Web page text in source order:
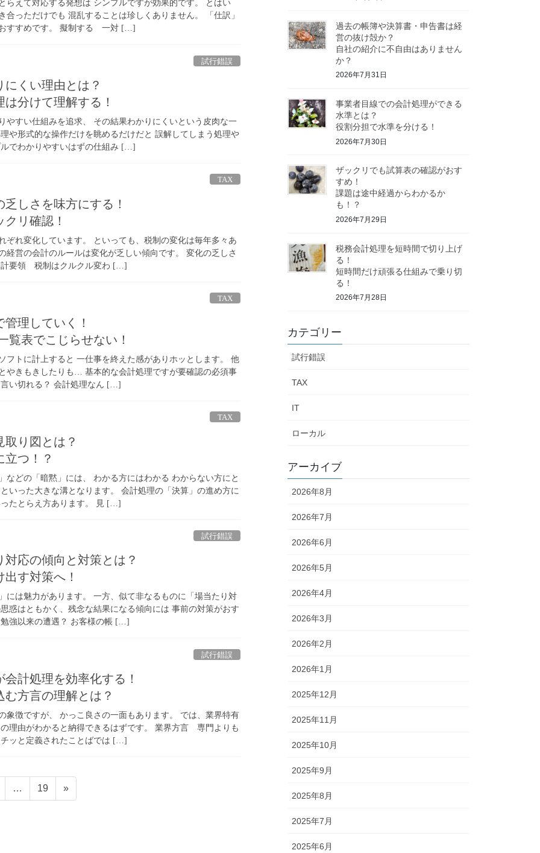
らえて対応する発想は シンプルですが効果的です。 とはい
合っただけでも 混乱することは珍しくありません。 「仕訳」
すすめです。 擬制する 一対 […]
試行錯誤
くい理由とは？
分けて理解する！
やすい仕組みを追求、 その結果わかりにくいという皮肉な一
や形式的な操作だけを眺めるだけだと 誤解してしまう処理や
でわかりやすいはずの仕組み […]
TAX
しさを味方にする！
リ確認！
ぞれ変化しています。 といっても、税制の変化は毎年多々あ
経営の会計のルールは変化が乏しい傾向です。 変化の乏しさ
計要領 税制はクルクル変わ […]
TAX
理していく！
覧表でこじらせない！
フトに計上すると 一仕事を終えた感がありホッとします。 他
やきもきしたりも… 基本的な会計処理ですが要確認の必須事
い切れる？ 会計処理なん […]
TAX
り図とは？
立つ！？
などの「暗黙」には、 わかる方にはわかる わからない方にと
いった大きな溝となります。 会計処理の「決算」の進め方に
たとらえ方あります。 見 […]
試行錯誤
応の傾向と対策とは？
す対策へ！
には魅力があります。 一方、似て非なるものに「場当たり対
惑はともかく、残念な結果になる傾向には 事前の対策がおす
強以来の遭遇？ お客様の帳 […]
試行錯誤
会計処理を効率化する！
方言の理解とは？
象徴ですが、 かっこ良さの一面もあります。 では、業界特有
理由がわかると納得できるはずです。 業界方言 専門よりも
ッと定義されたことばでは […]
…
固
定
19 »
過去の帳簿や決算書・申告書は経
営の抜け殻か？
自社の紹介に不自由はありません
か？
2026年7月31日
事業者目線での会計処理ができる
水準とは？
役割分担で水準を分ける！
2026年7月30日
ザックリでも試算表の確認がおす
すめ！
課題は途中経過からわかるか
も！？
2026年7月29日
税務会計処理を短時間で切り上げ
る！
短時間だけ頑張る仕組みで乗り切
る！
2026年7月28日
カテゴリー
試行錯誤
TAX
IT
ローカル
アーカイブ
2026年8月
2026年7月
2026年6月
2026年5月
2026年4月
2026年3月
2026年2月
2026年1月
2025年12月
2025年11月
2025年10月
2025年9月
2025年8月
2025年7月
2025年6月